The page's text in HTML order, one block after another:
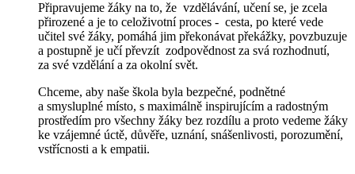
Připravujeme žáky na to, že vzdělávání, učení se, je zcela
přirozené a je to celoživotní proces - cesta, po které vede
učitel své žáky, pomáhá jim překonávat překážky, povzbuzuje
a postupně je učí převzít zodpovědnost za svá rozhodnutí,
za své vzdělání a za okolní svět.
Chceme, aby naše škola byla bezpečné, podnětné
a smysluplné místo, s maximálně inspirujícím a radostným
prostředím pro všechny žáky bez rozdílu a proto vedeme žáky
ke vzájemné úctě, důvěře, uznání, snášenlivosti, porozumění,
vstřícnosti a k empatii.